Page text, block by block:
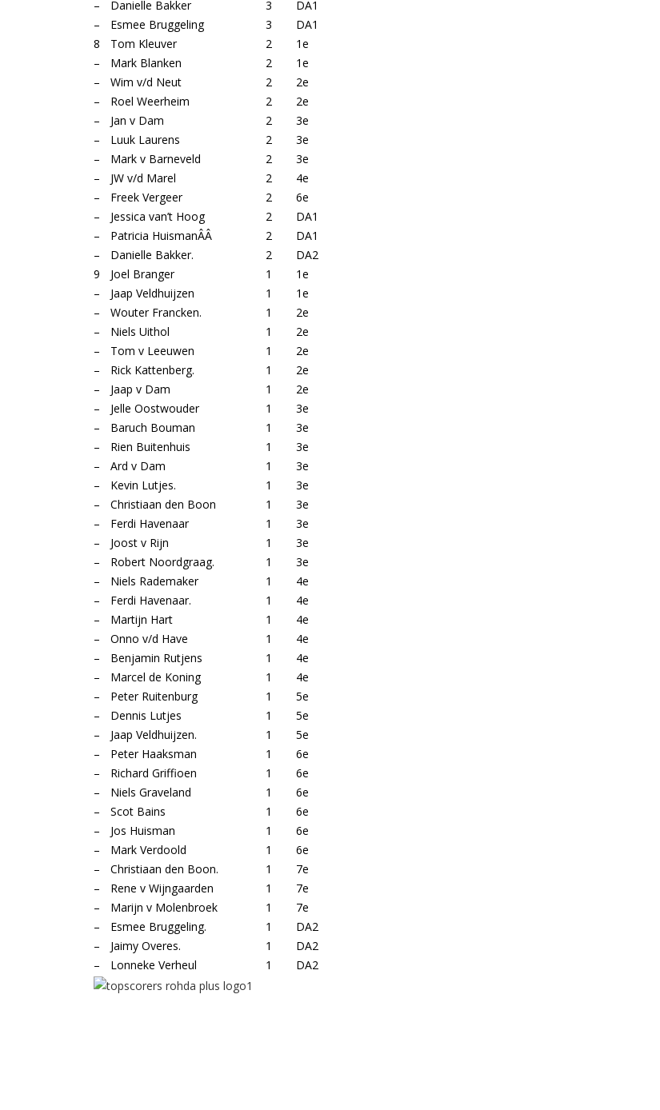
–
Danielle Bakker 3
DA1
–
Esmee Bruggeling 3
DA1
8
Tom Kleuver 2
1e
–
Mark Blanken 2
1e
–
Wim v/d Neut 2
2e
–
Roel Weerheim 2
2e
–
Jan v Dam 2
3e
–
Luuk Laurens 2
3e
–
Mark v Barneveld 2
3e
–
JW v/d Marel 2
4e
–
Freek Vergeer 2
6e
–
Jessica van’t Hoog 2
DA1
–
Patricia HuismanÂÂ 2
DA1
–
Danielle Bakker. 2
DA2
9
Joel Branger 1
1e
–
Jaap Veldhuijzen 1
1e
–
Wouter Francken. 1
2e
–
Niels Uithol 1
2e
–
Tom v Leeuwen 1
2e
–
Rick Kattenberg. 1
2e
–
Jaap v Dam 1
2e
–
Jelle Oostwouder 1
3e
–
Baruch Bouman 1
3e
–
Rien Buitenhuis 1
3e
–
Ard v Dam 1
3e
–
Kevin Lutjes. 1
3e
–
Christiaan den Boon 1
3e
–
Ferdi Havenaar 1
3e
–
Joost v Rijn 1
3e
–
Robert Noordgraag. 1
3e
–
Niels Rademaker 1
4e
–
Ferdi Havenaar. 1
4e
–
Martijn Hart 1
4e
–
Onno v/d Have 1
4e
–
Benjamin Rutjens 1
4e
–
Marcel de Koning 1
4e
–
Peter Ruitenburg 1
5e
–
Dennis Lutjes 1
5e
–
Jaap Veldhuijzen. 1
5e
–
Peter Haaksman 1
6e
–
Richard Griffioen 1
6e
–
Niels Graveland 1
6e
–
Scot Bains 1
6e
–
Jos Huisman 1
6e
–
Mark Verdoold 1
6e
–
Christiaan den Boon. 1
7e
–
Rene v Wijngaarden 1
7e
–
Marijn v Molenbroek 1
7e
–
Esmee Bruggeling. 1
DA2
–
Jaimy Overes. 1
DA2
–
Lonneke Verheul 1 DA2